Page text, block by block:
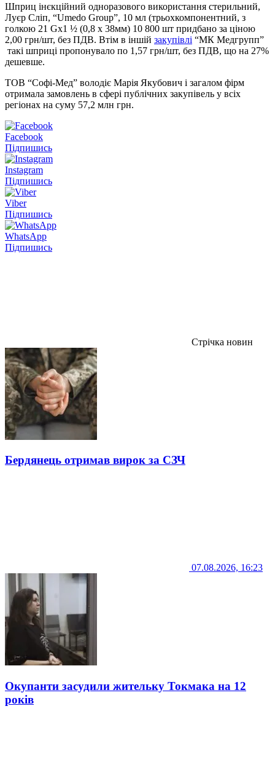
Шприц інєкційний одноразового використання стерильний,
Луєр Сліп, “Umedo Group”, 10 мл (трьохкомпонентний, з
голкою 21 Gx1 ½ (0,8 х 38мм) 10 800 шт придбано за ціною
2,00 грн/шт, без ПДВ. Втім в іншій закупівлі “МК Медгрупп”
такі шприці пропонувало по 1,57 грн/шт, без ПДВ, що на 27%
дешевше.
ТОВ “Софі-Мед” володіє Марія Якубович і загалом фірм
отримала замовлень в сфері публічних закупівель у всіх
регіонах на суму 57,2 млн грн.
Facebook
Підпишись
Instagram
Підпишись
Viber
Підпишись
WhatsApp
Підпишись
Стрічка новин
Бердянець отримав вирок за СЗЧ
07.08.2026, 16:23
Окупанти засудили жительку Токмака на 12
років